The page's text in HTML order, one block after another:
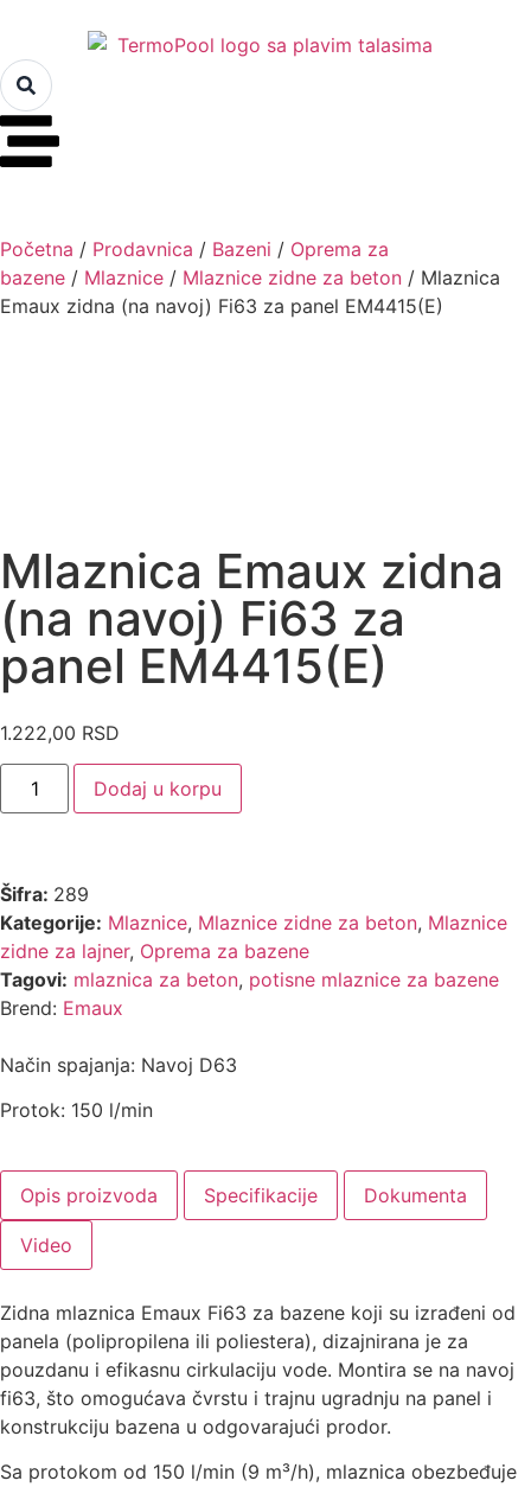
Početna / Prodavnica / Bazeni / Oprema za
bazene / Mlaznice / Mlaznice zidne za beton / Mlaznica
Emaux zidna (na navoj) Fi63 za panel EM4415(E)
Mlaznica Emaux zidna
(na navoj) Fi63 za
panel EM4415(E)
1.222,00 RSD
Dodaj u korpu
Šifra: 289
Kategorije: Mlaznice, Mlaznice zidne za beton, Mlaznice
zidne za lajner, Oprema za bazene
Tagovi: mlaznica za beton, potisne mlaznice za bazene
Brend: Emaux
Način spajanja: Navoj D63
Protok: 150 l/min
Opis proizvoda Specifikacije Dokumenta
Video
Zidna mlaznica Emaux Fi63 za bazene koji su izrađeni od
panela (polipropilena ili poliestera), dizajnirana je za
pouzdanu i efikasnu cirkulaciju vode. Montira se na navoj
fi63, što omogućava čvrstu i trajnu ugradnju na panel i
konstrukciju bazena u odgovarajući prodor.
Sa protokom od 150 l/min (9 m³/h), mlaznica obezbeđuje